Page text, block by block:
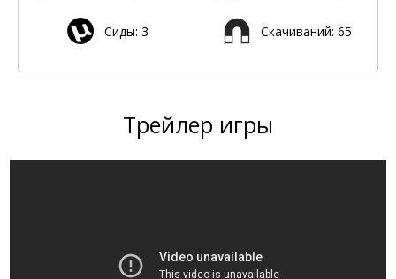
Сиды: 3 Скачиваний: 65
Трейлер игры